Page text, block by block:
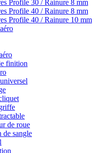
Profile 30 / Rainure 8 mm
Profile 40 / Rainure 8 mm
Profile 40 / Rainure 10 mm
finition
de roue
de sangle